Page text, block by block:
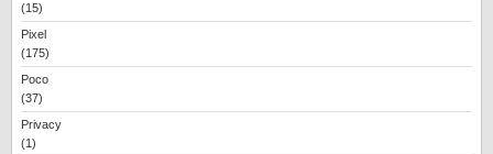
(15)
Pixel
(175)
Poco
(37)
Privacy
(1)